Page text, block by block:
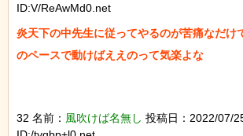
ID:V/ReAwMd0.net
炎天下の中先生に従ってやるのが苦痛なだけ
のペースで動けばええのって気楽よな
32 名前： 風吹けば名無し 投稿日：2022/07/